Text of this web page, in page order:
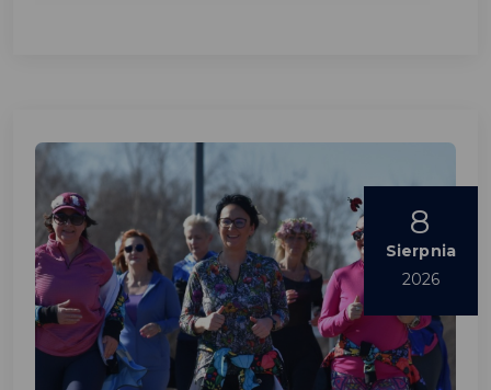
8
Sierpnia
2026